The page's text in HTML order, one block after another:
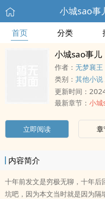
小城sao事
首页 分类
小城sao事儿
作者： 无梦襄王
类别： 其他小说
更新时间：
最新章节： 小
立即阅读
内容简介
十年前发文是穷极无聊，十年
坑吧，因为本文当时就是因为